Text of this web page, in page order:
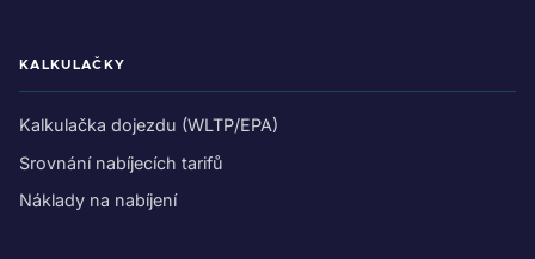
KALKULAČKY
Kalkulačka dojezdu (WLTP/EPA)
Srovnání nabíjecích tarifů
Náklady na nabíjení